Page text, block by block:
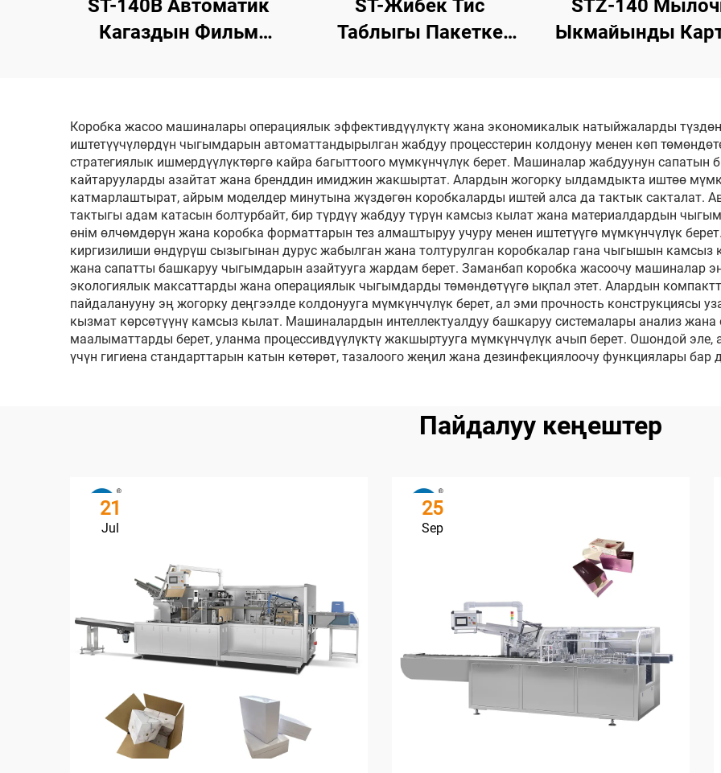
ST-140B Автоматик
Кагаздын Фильм
ST-Жибек Тис
Таблыгы Пакетке
STZ-140
Ыкмайынды
Коробка жасоо машиналары операциялык эффективдүүлүктү жана экономикалык натыйжаларды
иштетүүчүлөрдүн чыгымдарын автоматтандырылган жабдуу процесстерин колдонуу менен көп
стратегиялык ишмердүүлүктөргө кайра багыттоого мүмкүнчүлүк берет. Машиналар жабдуунун сапатын
кайтарууларды азайтат жана бренддин имиджин жакшыртат. Алардын жогорку ылдамдыкта иштөө
катмарлаштырат, айрым моделдер минутына жүздөгөн коробкаларды иштей алса да тактык сакталат.
тактыгы адам катасын болтурбайт, бир түрдүү жабдуу түрүн камсыз кылат жана материалдардын
өнім өлчөмдөрүн жана коробка форматтарын тез алмаштыруу учуру менен иштетүүгө мүмкүнчүлүк
киргизилиши өндүрүш сызыгынан дурус жабылган жана толтурулган коробкалар гана чыгышын камсыз
жана сапатты башкаруу чыгымдарын азайтууга жардам берет. Заманбап коробка жасоочу машиналар
экологиялык максаттарды жана операциялык чыгымдарды төмөндөтүүгө ықпал этет. Алардын
пайдаланууну эң жогорку деңгээлде колдонууга мүмкүнчүлүк берет, ал эми прочность конструкциясы
кызмат көрсөтүүнү камсыз кылат. Машиналардын интеллектуалдуу башкаруу системалары анализ жана
маалыматтарды берет, уланма процессивдүүлүктү жакшыртууга мүмкүнчүлүк ачып берет. Ошондой
үчүн гигиена стандарттарын катын көтөрөт, тазалоого жеңил жана дезинфекциялоочу функциялары бар
Пайдалуу кеңештер
21
Jul
25
Sep